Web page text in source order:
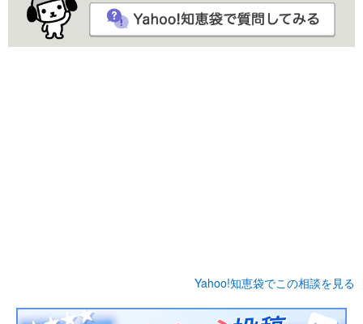
Yahoo!知恵袋でこの相談を見る